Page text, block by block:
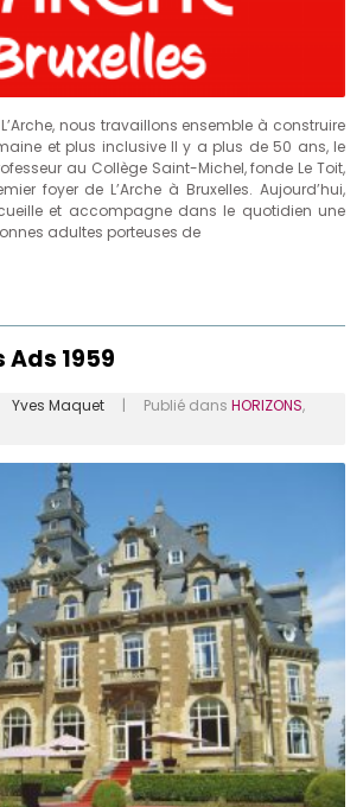
L’Arche, nous travaillons ensemble à construire
et plus inclusive Il y a plus de 50 ans, le
au Collège Saint-Michel, fonde Le Toit,
foyer de L’Arche à Bruxelles. Aujourd’hui,
et accompagne dans le quotidien une
adultes porteuses de
1959
Yves Maquet | Publié dans HORIZONS,